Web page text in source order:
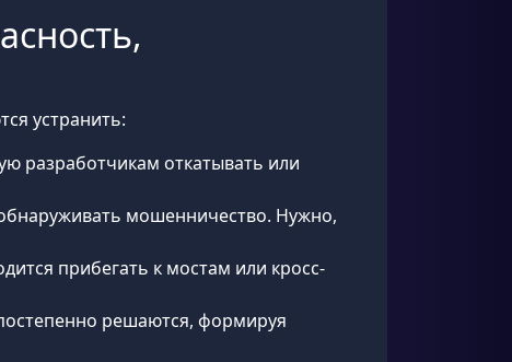
устранить:
разработчикам откатывать или
мошенничество. Нужно,
прибегать к мостам или кросс-
решаются, формируя